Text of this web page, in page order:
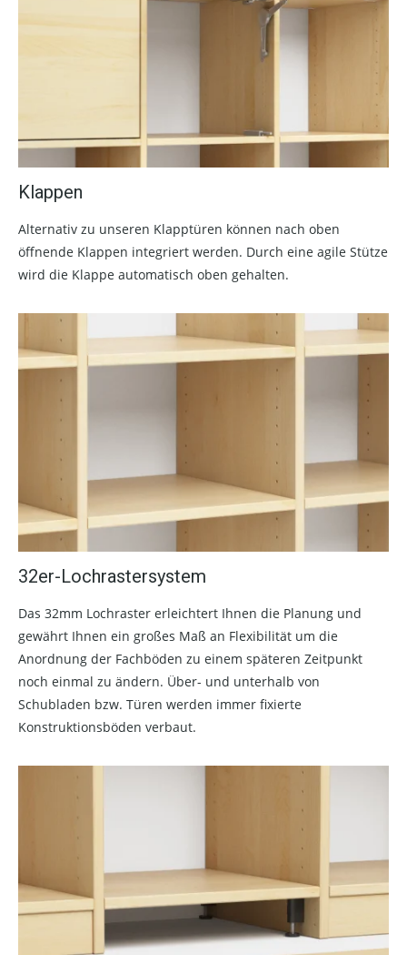
Klappen
Alternativ zu unseren Klapptüren können nach oben
öffnende Klappen integriert werden. Durch eine agile Stütze
wird die Klappe automatisch oben gehalten.
32er-Lochrastersystem
Das 32mm Lochraster erleichtert Ihnen die Planung und
gewährt Ihnen ein großes Maß an Flexibilität um die
Anordnung der Fachböden zu einem späteren Zeitpunkt
noch einmal zu ändern. Über- und unterhalb von
Schubladen bzw. Türen werden immer fixierte
Konstruktionsböden verbaut.